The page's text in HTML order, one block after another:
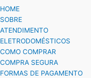
HOME
SOBRE
ATENDIMENTO
ELETRODOMÉSTICOS
COMO COMPRAR
COMPRA SEGURA
FORMAS DE PAGAMENTO